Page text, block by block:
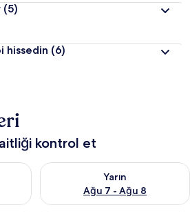
(5)
hissedin (6)
kontrol et
et Ağu 6 - Ağu 7
Yarın
Ağu 7 - Ağu 8
Yarın için müsaitliği kontrol